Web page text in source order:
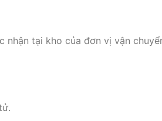
nhận tại kho của đơn vị vận